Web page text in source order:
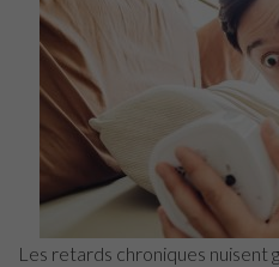
Les retards chroniques nuisent